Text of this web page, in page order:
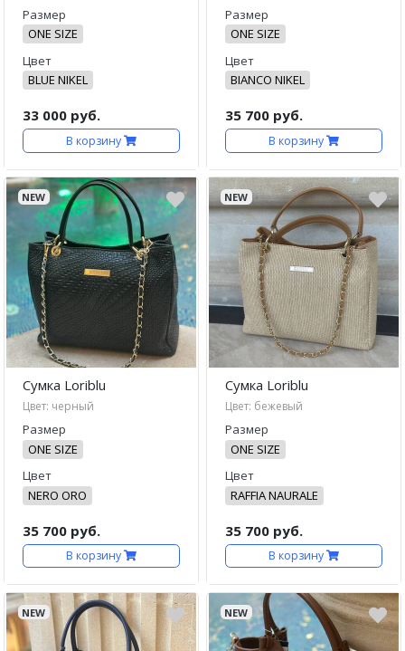
Размер
ONE SIZE
Цвет
BLUE NIKEL
33 000 руб.
В корзину
Размер
ONE SIZE
Цвет
BIANCO NIKEL
35 700 руб.
В корзину
NEW
Сумка Loriblu
Цвет: черный
Размер
ONE SIZE
Цвет
NERO ORO
35 700 руб.
В корзину
NEW
Сумка Loriblu
Цвет: бежевый
Размер
ONE SIZE
Цвет
RAFFIA NAURALE
35 700 руб.
В корзину
NEW NEW